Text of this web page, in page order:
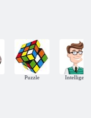
Puzzle Intelligens